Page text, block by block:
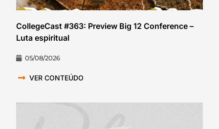
CollegeCast #363: Preview Big 12 Conference –
Luta espiritual
05/08/2026
VER CONTEÚDO